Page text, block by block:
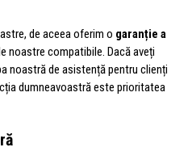
de aceea oferim o garanție a
noastre compatibile. Dacă aveți
noastră de asistență pentru clienți
dumneavoastră este prioritatea